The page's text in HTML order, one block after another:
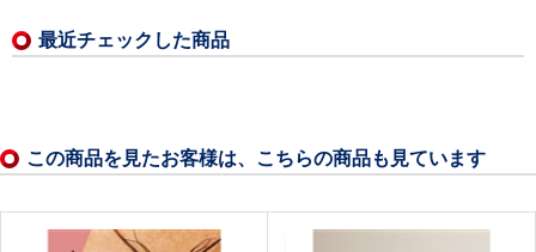
最近チェックした商品
この商品を見たお客様は、こちらの商品も見ています